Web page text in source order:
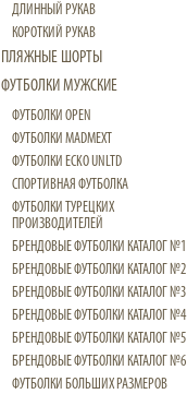
ДЛИННЫЙ РУКАВ
КОРОТКИЙ РУКАВ
ПЛЯЖНЫЕ ШОРТЫ
ФУТБОЛКИ МУЖСКИЕ
ФУТБОЛКИ OPEN
ФУТБОЛКИ MADMEXT
ФУТБОЛКИ ECKO UNLTD
СПОРТИВНАЯ ФУТБОЛКА
ФУТБОЛКИ ТУРЕЦКИХ
ПРОИЗВОДИТЕЛЕЙ
БРЕНДОВЫЕ ФУТБОЛКИ КАТАЛОГ №1
БРЕНДОВЫЕ ФУТБОЛКИ КАТАЛОГ №2
БРЕНДОВЫЕ ФУТБОЛКИ КАТАЛОГ №3
БРЕНДОВЫЕ ФУТБОЛКИ КАТАЛОГ №4
БРЕНДОВЫЕ ФУТБОЛКИ КАТАЛОГ №5
БРЕНДОВЫЕ ФУТБОЛКИ КАТАЛОГ №6
ФУТБОЛКИ БОЛЬШИХ РАЗМЕРОВ